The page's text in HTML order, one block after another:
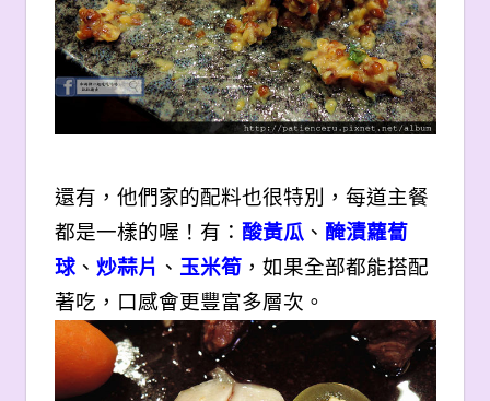
還有，他們家的配料也很特別，每道主餐
都是一樣的喔！有： 酸黃瓜 、 醃漬蘿蔔
球、 炒蒜片 、 玉米筍，如果全部都能搭配
著吃，口感會更豐富多層次。